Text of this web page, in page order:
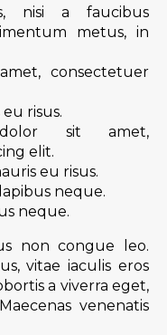
nisi a faucibus
metus, in
consectetuer
risus.
sit amet,
elit.
eu risus.
neque.
neque.
non congue leo.
vitae iaculis eros
a viverra eget,
venenatis